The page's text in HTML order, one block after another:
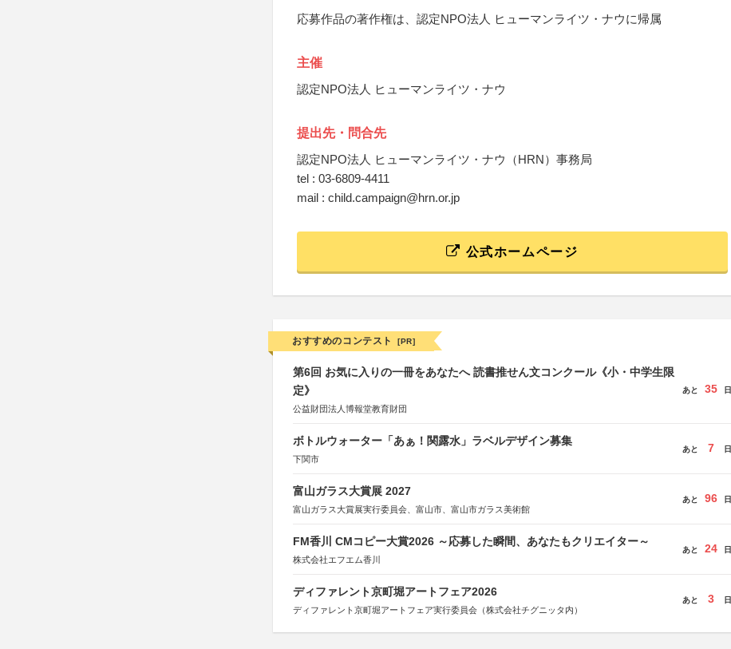
応募作品の著作権は、認定NPO法人 ヒューマンライツ・ナウに帰属
主催
認定NPO法人 ヒューマンライツ・ナウ
提出先・問合先
認定NPO法人 ヒューマンライツ・ナウ（HRN）事務局
tel : 03-6809-4411
mail : child.campaign@hrn.or.jp
公式ホームページ
おすすめのコンテスト [PR]
第6回 お気に入りの一冊をあなたへ 読書推せん文コンクール《小・中学生限
定》
公益財団法人博報堂教育財団
あと 35 日
ボトルウォーター「あぁ！関露水」ラベルデザイン募集
下関市
あと 7 日
富山ガラス大賞展 2027
富山ガラス大賞展実行委員会、富山市、富山市ガラス美術館
あと 96 日
FM香川 CMコピー大賞2026 ～応募した瞬間、あなたもクリエイター～
株式会社エフエム香川
あと 24 日
ディファレント京町堀アートフェア2026
ディファレント京町堀アートフェア実行委員会（株式会社チグニッタ内）
あと 3 日